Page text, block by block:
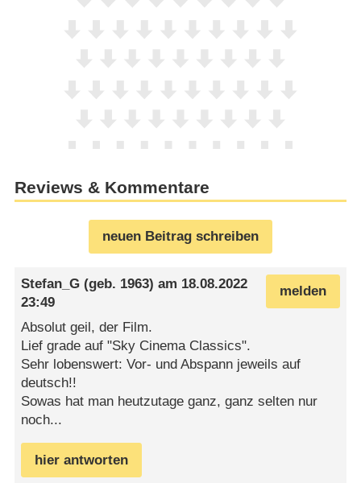
Reviews & Kommentare
neuen Beitrag schreiben
melden
Stefan_G (geb. 1963) am 18.08.2022
23:49
Absolut geil, der Film.
Lief grade auf "Sky Cinema Classics".
Sehr lobenswert: Vor- und Abspann jeweils auf
deutsch!!
Sowas hat man heutzutage ganz, ganz selten nur
noch...
hier antworten